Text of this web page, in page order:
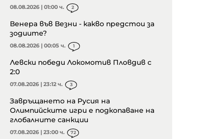
08.08.2026 | 01:00 ч. 2
Венера във Везни - какво предстои за
зодиите?
08.08.2026 | 00:05 ч. 1
Левски победи Локомотив Пловдив с
2:0
07.08.2026 | 23:12 ч. 3
Завръщането на Русия на
Олимпийските игри е подкопаване на
глобалните санкции
07.08.2026 | 23:00 ч. 72